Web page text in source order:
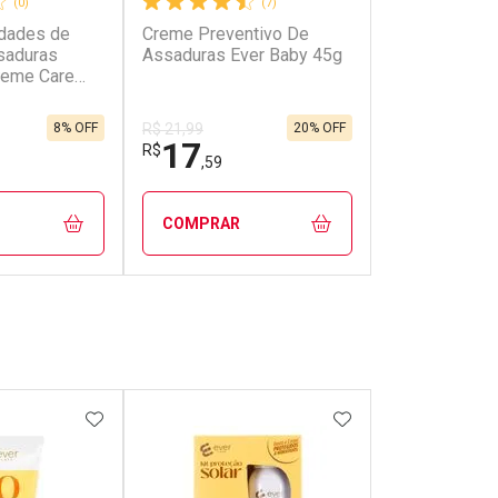
de
Care
8% OFF
Creme Preventivo De
Assaduras Ever Baby 45g
R$ 21,99
R$17,59
20% OFF
COMPRAR
ADICIONAR AOS FAVORITOSADICIONAR AOS